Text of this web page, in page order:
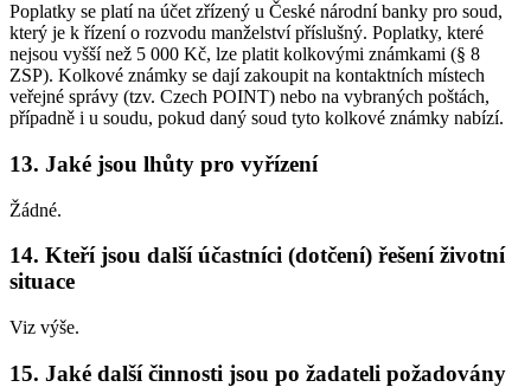
Poplatky se platí na účet zřízený u České národní banky pro soud,
který je k řízení o rozvodu manželství příslušný. Poplatky, které
nejsou vyšší než 5 000 Kč, lze platit kolkovými známkami (§ 8
ZSP). Kolkové známky se dají zakoupit na kontaktních místech
veřejné správy (tzv. Czech POINT) nebo na vybraných poštách,
případně i u soudu, pokud daný soud tyto kolkové známky nabízí.
13. Jaké jsou lhůty pro vyřízení
Žádné.
14. Kteří jsou další účastníci (dotčení) řešení životní
situace
Viz výše.
15. Jaké další činnosti jsou po žadateli požadovány